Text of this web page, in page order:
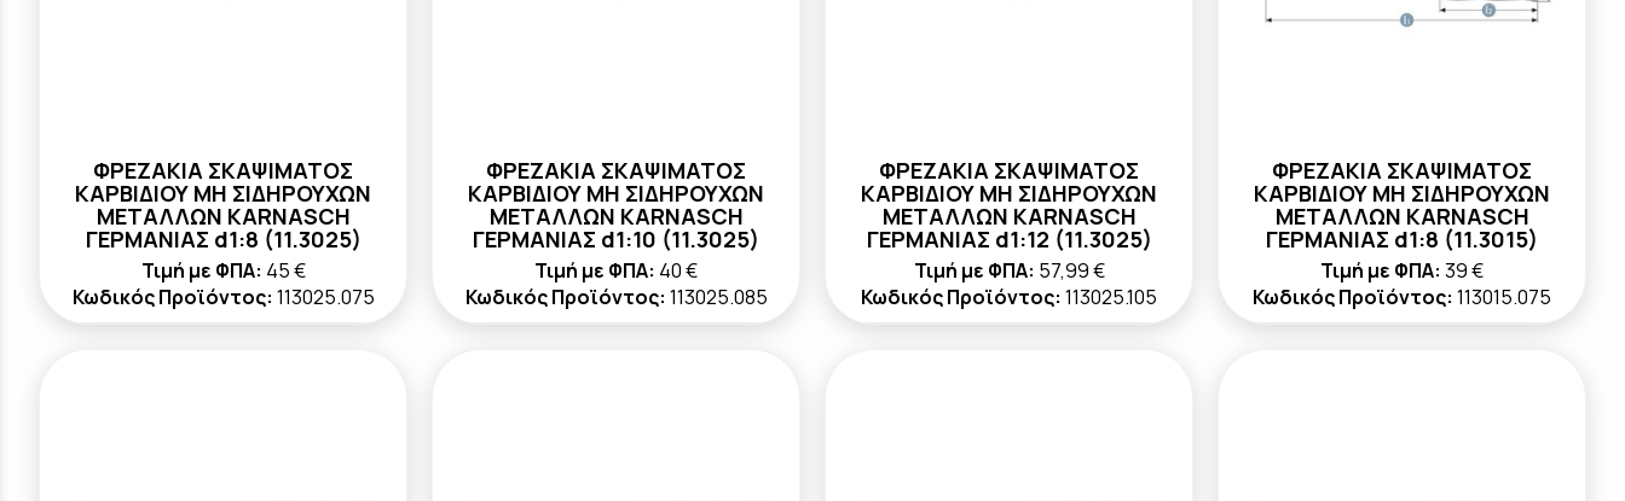
ΦΡΕΖΑΚΙΑ ΣΚΑΨΙΜΑΤΟΣ
ΚΑΡΒΙΔΙΟΥ ΜΗ ΣΙΔΗΡΟΥΧΩΝ
ΜΕΤΑΛΛΩΝ KARNASCH
ΓΕΡΜΑΝΙΑΣ d1:8 (11.3025)
Τιμή με ΦΠΑ: 45 €
Κωδικός Προϊόντος: 113025.075
ΦΡΕΖΑΚΙΑ ΣΚΑΨΙΜΑΤΟΣ
ΚΑΡΒΙΔΙΟΥ ΜΗ ΣΙΔΗΡΟΥΧΩΝ
ΜΕΤΑΛΛΩΝ KARNASCH
ΓΕΡΜΑΝΙΑΣ d1:10 (11.3025)
Τιμή με ΦΠΑ: 40 €
Κωδικός Προϊόντος: 113025.085
ΦΡΕΖΑΚΙΑ ΣΚΑΨΙΜΑΤΟΣ
ΚΑΡΒΙΔΙΟΥ ΜΗ ΣΙΔΗΡΟΥΧΩΝ
ΜΕΤΑΛΛΩΝ KARNASCH
ΓΕΡΜΑΝΙΑΣ d1:12 (11.3025)
Τιμή με ΦΠΑ: 57,99 €
Κωδικός Προϊόντος: 113025.105
ΦΡΕΖΑΚΙΑ ΣΚΑΨΙΜΑΤΟΣ
ΚΑΡΒΙΔΙΟΥ ΜΗ ΣΙΔΗΡΟΥΧΩΝ
ΜΕΤΑΛΛΩΝ KARNASCH
ΓΕΡΜΑΝΙΑΣ d1:8 (11.3015)
Τιμή με ΦΠΑ: 39 €
Κωδικός Προϊόντος: 113015.075